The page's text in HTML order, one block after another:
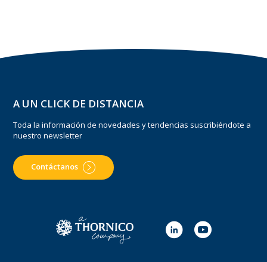
A UN CLICK DE DISTANCIA
Toda la información de novedades y tendencias suscribiéndote a
nuestro newsletter
Contáctanos